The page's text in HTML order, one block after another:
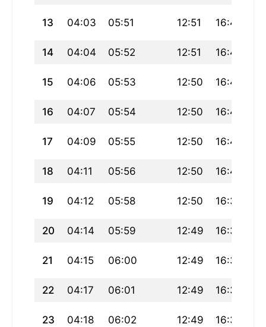
13 04:03 05:51 12:51 16:43
14 04:04 05:52 12:51 16:42
15 04:06 05:53 12:50 16:42
16 04:07 05:54 12:50 16:41
17 04:09 05:55 12:50 16:40
18 04:11 05:56 12:50 16:40
19 04:12 05:58 12:50 16:39
20 04:14 05:59 12:49 16:38
21 04:15 06:00 12:49 16:37
22 04:17 06:01 12:49 16:36
23 04:18 06:02 12:49 16:36